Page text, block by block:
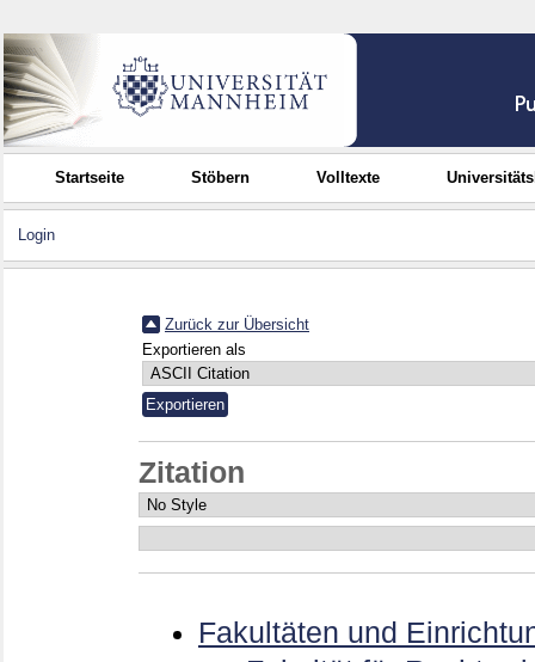
Startseite Stöbern Volltexte
Login
Zurück zur Übersicht
Exportieren als
Zitation
Fakultäten und